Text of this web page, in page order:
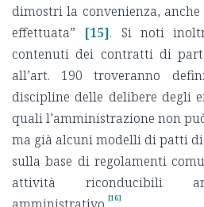
dimostri la convenienza,
effettuata”
[15]. Si noti
contenuti dei contratti di
all’art. 190 troveranno
discipline delle delibere degli
quali l’amministrazione non
ma già alcuni modelli di patti
sulla base di regolamenti
attività riconducibili
[16]